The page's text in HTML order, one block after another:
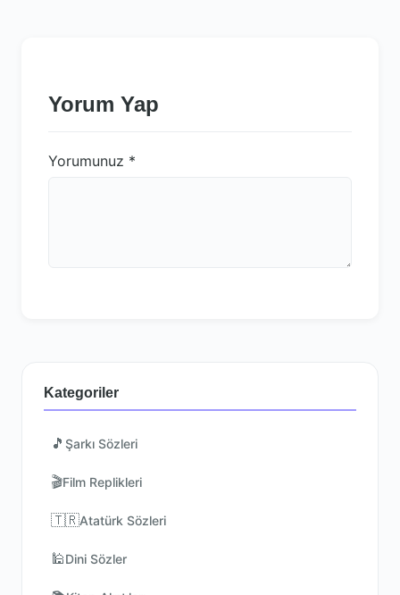
Yorum Yap
Yorumunuz *
Kategoriler
🎵 Şarkı Sözleri
🎬Film Replikleri
🇹🇷Atatürk Sözleri
🕌Dini Sözler